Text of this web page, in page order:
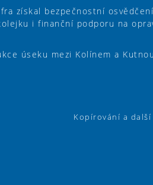
získal bezpečnostní osvědčení
i finanční podporu na
úseku mezi Kolínem a Kutnou
Kopírování a